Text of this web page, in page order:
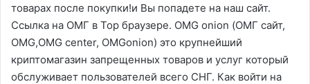
товарах после покупки!и Вы попадете на наш сайт.
Ссылка на ОМГ в Тор браузере. OMG onion (ОМГ сайт,
OMG,OMG center, OMGonion) это крупнейший
криптомагазин запрещенных товаров и услуг который
обслуживает пользователей всего СНГ. Как войти на